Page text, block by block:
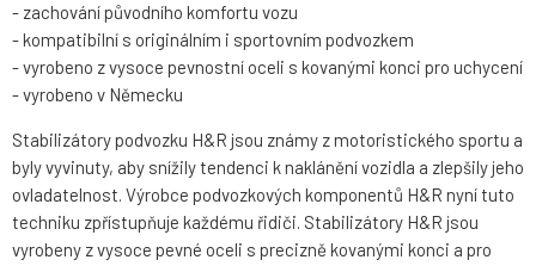
- zachování původního komfortu vozu
- kompatibilní s originálním i sportovním podvozkem
- vyrobeno z vysoce pevnostní oceli s kovanými konci pro uchycení
- vyrobeno v Německu
Stabilizátory podvozku H&R jsou známy z motoristického sportu a
byly vyvinuty, aby snížily tendenci k naklánění vozidla a zlepšily jeho
ovladatelnost. Výrobce podvozkových komponentů H&R nyní tuto
techniku zpřístupňuje každému řidiči. Stabilizátory H&R jsou
vyrobeny z vysoce pevné oceli s precizně kovanými konci a pro